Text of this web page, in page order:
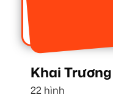
Khai
22 hình